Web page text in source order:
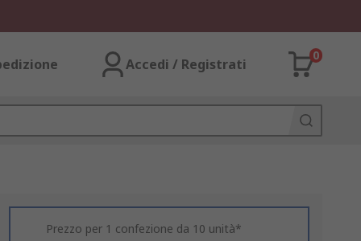
Accedi / Registrati
0
Prezzo per 1 confezione da 10 unità*